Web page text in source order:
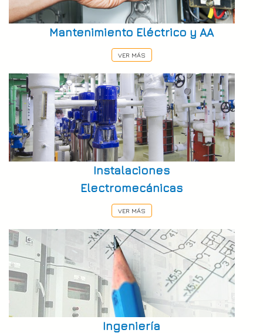
Mantenimiento Eléctrico y AA
VER MÁS
Instalaciones
Electromecánicas
VER MÁS
Ingeniería